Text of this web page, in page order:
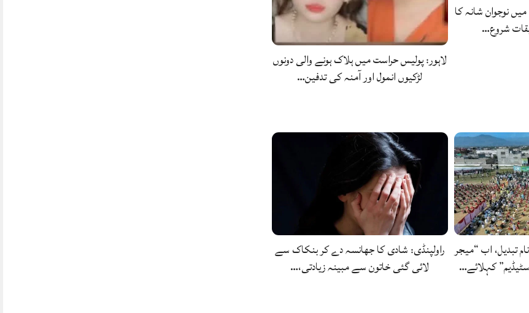
نوجوان شانہ کا
شروع…
لاہور: پولیس حراست میں ہلاک ہونے والی دونوں
لڑکیوں انمول اور آمنہ کی تدفین…
تبدیل، اب “میجر
کہلائے…
راولپنڈی: شادی کا جھانسہ دے کر بنکاک سے
لائی گئی خاتون سے مبینہ زیادتی،…